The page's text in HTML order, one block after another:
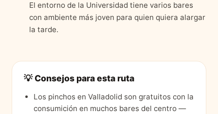
El entorno de la Universidad tiene varios bares
con ambiente más joven para quien quiera alargar
la tarde.
💡 Consejos para esta ruta
Los pinchos en Valladolid son gratuitos con la
consumición en muchos bares del centro —